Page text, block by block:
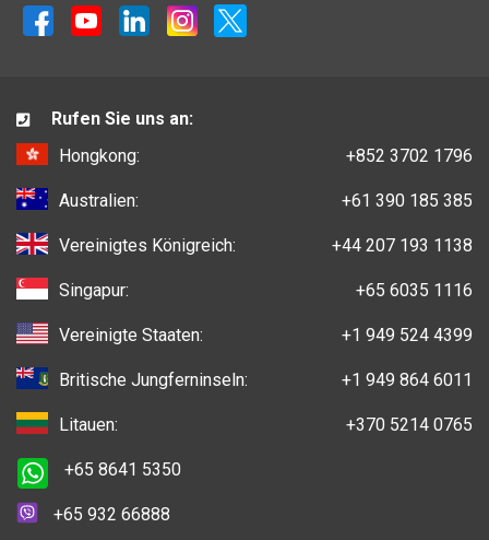
Rufen Sie uns an:
Hongkong:
+852 3702 1796
Australien: +61 390 185 385
Vereinigtes Königreich: +44 207 193 1138
Singapur: +65 6035 1116
Vereinigte Staaten: +1 949 524 4399
Britische Jungferninseln: +1 949 864 6011
Litauen: +370 5214 0765
+65 8641 5350
+65 932 66888